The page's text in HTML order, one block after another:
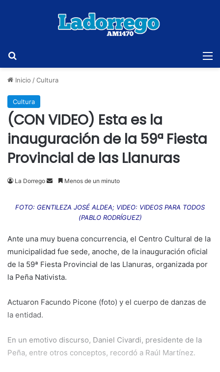
Inicio /Cultura
Cultura
(CON VIDEO) Esta es la
inauguración de la 59ª Fiesta
Provincial de las Llanuras
La Dorrego
Send
email
Menos de un minuto
FOTO: GENTILEZA JOSÉ ALDEA; VIDEO: VIDEOS PARA TODOS
(PABLO RODRÍGUEZ)
Ante una muy buena concurrencia, el Centro Cultural de la
municipalidad fue sede, anoche, de la inauguración oficial
de la 59ª Fiesta Provincial de las Llanuras, organizada por
la Peña Nativista.
Actuaron Facundo Picone (foto) y el cuerpo de danzas de
la entidad.
En un emotivo discurso, Daniel Civardi, presidente de la
Peña, entre otros conceptos, recordó a Raúl Martínez.